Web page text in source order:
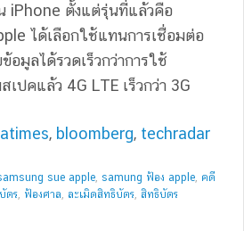
iPhone ตั้งแต่รุ่นที่แล้วคือ
ได้เลือกใช้แทนการเชื่อมต่อ
อมูลได้รวดเร็วกว่าการใช้
เปคแล้ว 4G LTE เร็วกว่า 3G
, bloomberg, techradar
sue apple, samung ฟ้อง apple, คดี
ตร, ฟ้องศาล, ละเมิดสิทธิบัตร, สิทธิบัตร